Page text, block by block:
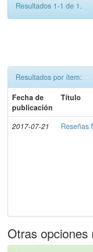
Resultados 1-1 de 1.
Resultados por ítem:
Fecha de
publicación
Título
2017-07-21 Reseñas
Otras opciones